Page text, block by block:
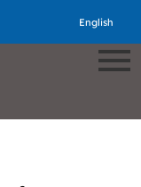
English